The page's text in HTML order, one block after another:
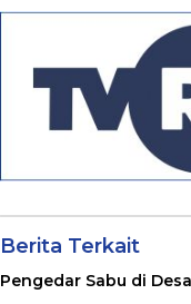
Berita Terkait
Pengedar Sabu di